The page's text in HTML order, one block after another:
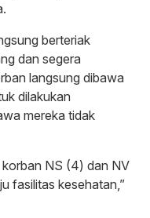
berteriak
dan segera
langsung dibawa
dilakukan
mereka tidak
korban NS (4) dan NV
fasilitas kesehatan,”